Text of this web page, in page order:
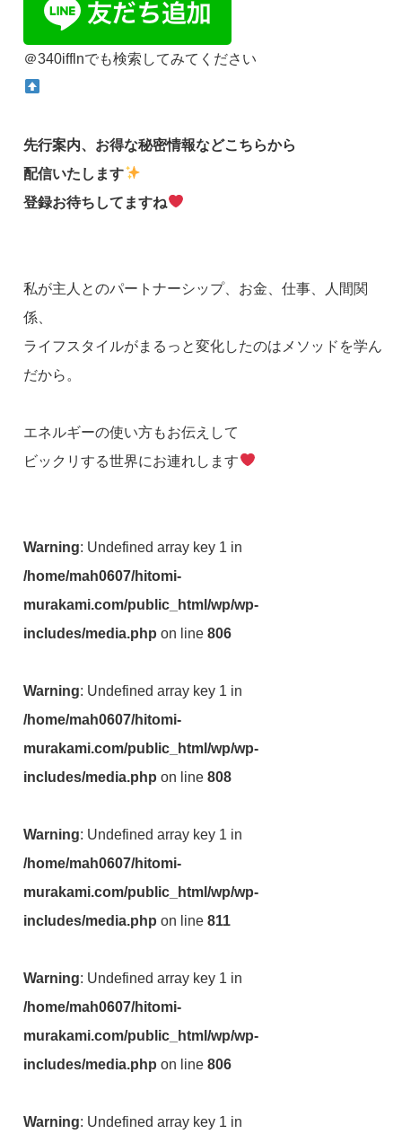
＠340ifflnでも検索してみてください
先行案内、お得な秘密情報などこちらから
配信いたします
登録お待ちしてますね
私が主人とのパートナーシップ、お金、仕事、人間関
係、
ライフスタイルがまるっと変化したのはメソッドを学ん
だから。
エネルギーの使い方もお伝えして
ビックリする世界にお連れします
Warning: Undefined array key 1 in
/home/mah0607/hitomi-
murakami.com/public_html/wp/wp-
includes/media.php on line806
Warning: Undefined array key 1 in
/home/mah0607/hitomi-
murakami.com/public_html/wp/wp-
includes/media.php on line808
Warning: Undefined array key 1 in
/home/mah0607/hitomi-
murakami.com/public_html/wp/wp-
includes/media.php on line811
Warning: Undefined array key 1 in
/home/mah0607/hitomi-
murakami.com/public_html/wp/wp-
includes/media.php on line806
Warning: Undefined array key 1 in